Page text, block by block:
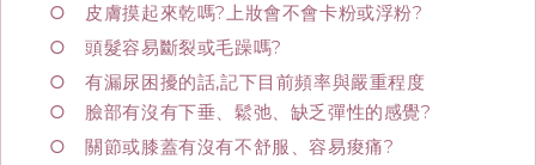
○ 皮膚摸起來乾嗎?上妝會不會卡粉或浮粉?
○ 頭髮容易斷裂或毛躁嗎?
○ 有漏尿困擾的話,記下目前頻率與嚴重程度
○ 臉部有沒有下垂、鬆弛、缺乏彈性的感覺?
○ 關節或膝蓋有沒有不舒服、容易痠痛?